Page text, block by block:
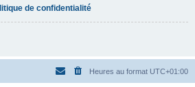
de confidentialité
Heures au format UTC+01:00